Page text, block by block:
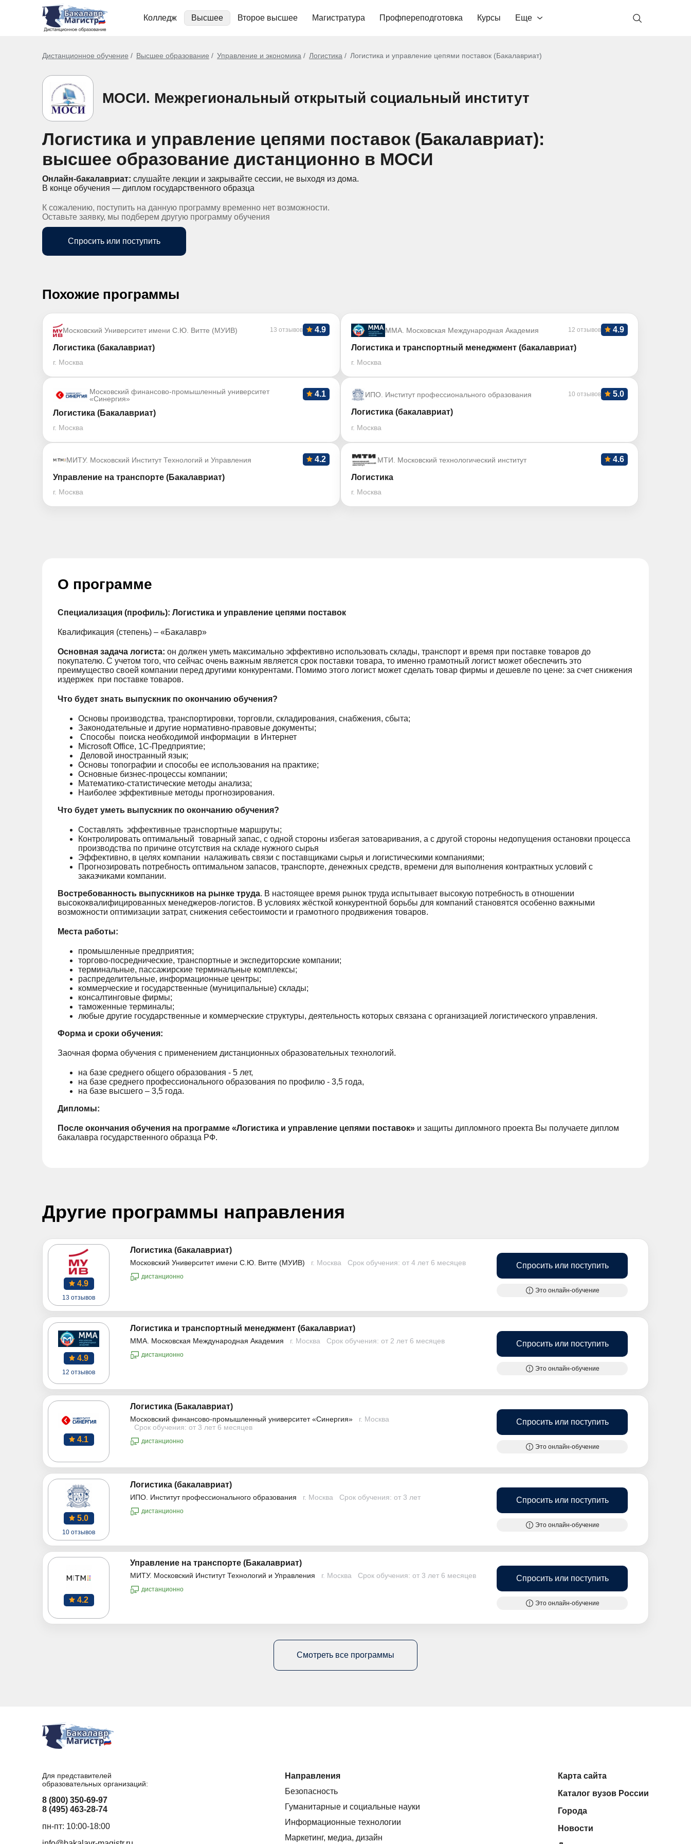
Колледж Высшее Второе высшее Магистратура Профпереподготовка Курсы Еще
Дистанционное обучение Высшее образование Управление и экономика Логистика Логистика и управление цепями поставок (Бакалавриат)
МОСИ. Межрегиональный открытый социальный институт
Логистика и управление цепями поставок (Бакалавриат):
высшее образование дистанционно в МОСИ
Онлайн-бакалавриат: слушайте лекции и закрывайте сессии, не выходя из дома.
В конце обучения — диплом государственного образца
К сожалению, поступить на данную программу временно нет возможности.
Оставьте заявку, мы подберем другую программу обучения
Спросить или поступить
Похожие программы
Московский Университет имени С.Ю. Витте (МУИВ) 13 отзывов 4.9
Логистика (бакалавриат)
г. Москва
ММА. Московская Международная Академия 12 отзывов 4.9
Логистика и транспортный менеджмент (бакалавриат)
г. Москва
Московский финансово-промышленный университет
«Синергия»
4.1
Логистика (Бакалавриат)
г. Москва
ИПО. Институт профессионального образования 10 отзывов 5.0
Логистика (бакалавриат)
г. Москва
МИТУ. Московский Институт Технологий и Управления 4.2
Управление на транспорте (Бакалавриат)
г. Москва
МТИ. Московский технологический институт 4.6
Логистика
г. Москва
О программе
Специализация (профиль): Логистика и управление цепями поставок
Квалификация (степень) – «Бакалавр»
Основная задача логиста: он должен уметь максимально эффективно использовать склады, транспорт и время при поставке товаров до
покупателю. С учетом того, что сейчас очень важным является срок поставки товара, то именно грамотный логист может обеспечить это
преимущество своей компании перед другими конкурентами. Помимо этого логист может сделать товар фирмы и дешевле по цене: за счет снижения
издержек при поставке товаров.
Что будет знать выпускник по окончанию обучения?
Основы производства, транспортировки, торговли, складирования, снабжения, сбыта;
Законодательные и другие нормативно-правовые документы;
Способы поиска необходимой информации в Интернет
Microsoft Office, 1C-Предприятие;
Деловой иностранный язык;
Основы топографии и способы ее использования на практике;
Основные бизнес-процессы компании;
Математико-статистические методы анализа;
Наиболее эффективные методы прогнозирования.
Что будет уметь выпускник по окончанию обучения?
Составлять эффективные транспортные маршруты;
Контролировать оптимальный товарный запас, с одной стороны избегая затоваривания, а с другой стороны недопущения остановки процесса
производства по причине отсутствия на складе нужного сырья
Эффективно, в целях компании налаживать связи с поставщиками сырья и логистическими компаниями;
Прогнозировать потребность оптимальном запасов, транспорте, денежных средств, времени для выполнения контрактных условий с
заказчиками компании.
Востребованность выпускников на рынке труда. В настоящее время рынок труда испытывает высокую потребность в отношении
высококвалифицированных менеджеров-логистов. В условиях жёсткой конкурентной борьбы для компаний становятся особенно важными
возможности оптимизации затрат, снижения себестоимости и грамотного продвижения товаров.
Места работы:
промышленные предприятия;
торгово-посреднические, транспортные и экспедиторские компании;
терминальные, пассажирские терминальные комплексы;
распределительные, информационные центры;
коммерческие и государственные (муниципальные) склады;
консалтинговые фирмы;
таможенные терминалы;
любые другие государственные и коммерческие структуры, деятельность которых связана с организацией логистического управления.
Форма и сроки обучения:
Заочная форма обучения с применением дистанционных образовательных технологий.
на базе среднего общего образования - 5 лет,
на базе среднего профессионального образования по профилю - 3,5 года,
на базе высшего – 3,5 года.
Дипломы:
После окончания обучения на программе «Логистика и управление цепями поставок» и защиты дипломного проекта Вы получаете диплом
бакалавра государственного образца РФ.
Другие программы направления
4.9
13 отзывов
Логистика (бакалавриат)
Московский Университет имени С.Ю. Витте (МУИВ) г. Москва Срок обучения: от 4 лет 6 месяцев
дистанционно
Спросить или поступить
Это онлайн-обучение
4.9
12 отзывов
Логистика и транспортный менеджмент (бакалавриат)
ММА. Московская Международная Академия г. Москва Срок обучения: от 2 лет 6 месяцев
дистанционно
Спросить или поступить
Это онлайн-обучение
4.1
Логистика (Бакалавриат)
Московский финансово-промышленный университет «Синергия»
г. Москва
Срок обучения: от 3 лет 6 месяцев
дистанционно
Спросить или поступить
Это онлайн-обучение
5.0
10 отзывов
Логистика (бакалавриат)
ИПО. Институт профессионального образования г. Москва Срок обучения: от 3 лет
дистанционно
Спросить или поступить
Это онлайн-обучение
4.2
Управление на транспорте (Бакалавриат)
МИТУ. Московский Институт Технологий и Управления г. Москва Срок обучения: от 3 лет 6 месяцев
дистанционно
Спросить или поступить
Это онлайн-обучение
Смотреть все программы
Для представителей
образовательных организаций:
8 (800) 350-69-97
8 (495) 463-28-74
пн-пт: 10:00-18:00
Направления
Безопасность
Гуманитарные и социальные науки
Информационные технологии
Маркетинг, медиа, дизайн
Карта сайта
Каталог вузов России
Города
Новости